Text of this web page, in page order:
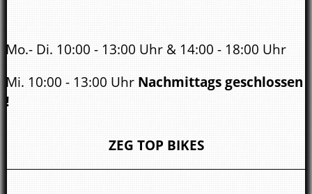
Mo.- Di. 10:00 - 13:00 Uhr & 14:00 - 18:00 Uhr
Mi. 10:00 - 13:00 Uhr Nachmittags geschlossen
!
Sa.10:00 - 14.00 Uhr
ZEG TOP BIKES